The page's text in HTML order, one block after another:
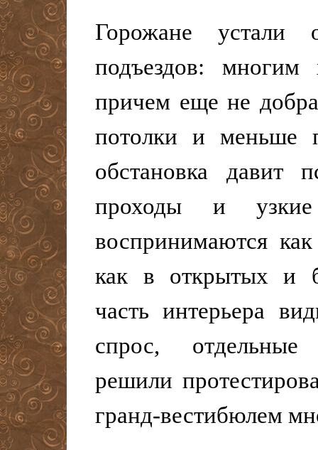
Горожане устали
подъездов: многим
причем еще не
потолки и меньше
обстановка давит
проходы и узкие
воспринимаются
как в открытых и
часть интерьера
спрос, отдельные
решили
гранд-вестибюлем